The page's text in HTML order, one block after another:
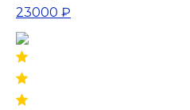
23000 ₽